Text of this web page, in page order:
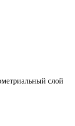
слой